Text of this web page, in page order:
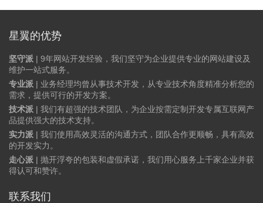
星翼的优势
坚守派 | 9年网站开发经验，我们坚守为企业提供专业的网站建设及
维护一站式服务。
专业派 | 业务经理均曾从事技术开发，从专业技术角度精准分析您的
需求，提供可行的开发方案。
技术派 | 我们有超强的技术团队，为企业按需定制开发专属互联网产
品提供强大的技术支持。
实力派 | 我们使用高效灵活的沟通方式，团队合作更顺畅，具有高效
的开发实力。
走心派 | 抛开浮夸的包装和虚假承诺，我们用心服务上千家企业并获
得认可和赞许。
联系我们